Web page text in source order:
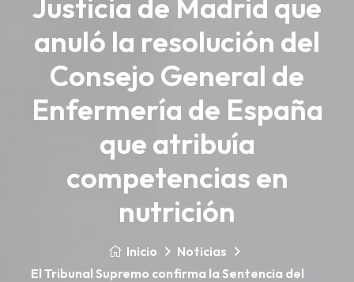
Justicia de Madrid que
anuló la resolución del
Consejo General de
Enfermería de España
que atribuía
competencias en
nutrición
Inicio
Noticias
El Tribunal Supremo confirma la Sentencia del